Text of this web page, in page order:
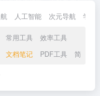
成文档工作。
人工智能 次元导航 学习
常用工具
效率工具
文档笔记 PDF工具 简历制